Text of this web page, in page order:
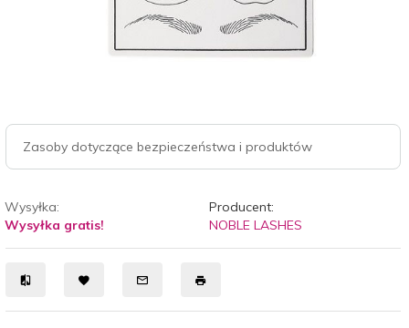
Zasoby dotyczące bezpieczeństwa i produktów
Wysyłka:
Wysyłka gratis!
Producent:
NOBLE LASHES